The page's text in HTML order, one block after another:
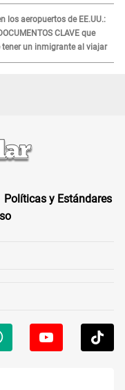
los aeropuertos de EE.UU.:
CLAVE que
tener un inmigrante al viajar
Políticas y Estándares